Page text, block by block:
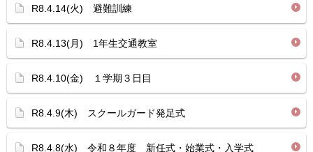
R8.4.14(火) 避難訓練
R8.4.13(月) 1年生交通教室
R8.4.10(金) １学期３日目
R8.4.9(木) スクールガード発足式
R8.4.8(水) 令和８年度 新任式・始業式・入学式